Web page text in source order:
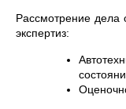
Рассмотрение дела
экспертиз: